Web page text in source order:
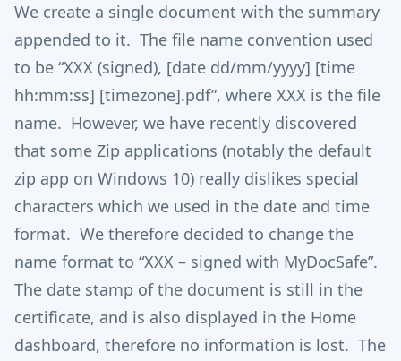
We create a single document with the summary
appended to it. The file name convention used
to be “XXX (signed), [date dd/mm/yyyy] [time
hh:mm:ss] [timezone].pdf”, where XXX is the file
name. However, we have recently discovered
that some Zip applications (notably the default
zip app on Windows 10) really dislikes special
characters which we used in the date and time
format. We therefore decided to change the
name format to “XXX – signed with MyDocSafe”.
The date stamp of the document is still in the
certificate, and is also displayed in the Home
dashboard, therefore no information is lost. The